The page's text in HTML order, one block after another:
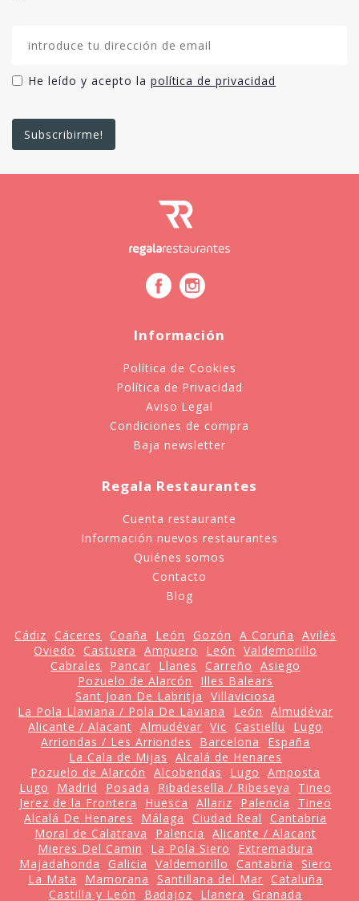
He leído y acepto la política de privacidad
Información
Política de Cookies
Política de Privacidad
Aviso Legal
Condiciones de compra
Baja newsletter
Regala Restaurantes
Cuenta restaurante
Información nuevos restaurantes
Quiénes somos
Contacto
Blog
Cádiz Cáceres Coaña León Gozón A Coruña
Avilés
Oviedo
Castuera Ampuero León
Valdemorillo
Cabrales
Pancar Llanes Carreño
Asiego
Pozuelo de Alarcón
Illes Balears
Sant Joan De Labritja
Villaviciosa
La Pola Llaviana / Pola De Laviana
León
Almudévar
Alicante / Alacant Almudévar Vic Castiellu
Lugo
Arriondas / Les Arriondes
Barcelona
España
La Cala de Mijas
Alcalá de Henares
Pozuelo de Alarcón
Alcobendas Lugo
Amposta
Lugo
Madrid Posada Ribadesella / Ribeseya
Tineo
Jerez de la Frontera
Huesca Allariz Palencia
Tineo
Alcalá De Henares
Málaga Ciudad Real
Cantabria
Moral de Calatrava
Palencia
Alicante / Alacant
Mieres Del Camin
La Pola Siero
Extremadura
Majadahonda
Galicia Valdemorillo Cantabria
Siero
La Mata
Mamorana Santillana del Mar
Cataluña
Castilla y León
Badajoz Llanera
Granada